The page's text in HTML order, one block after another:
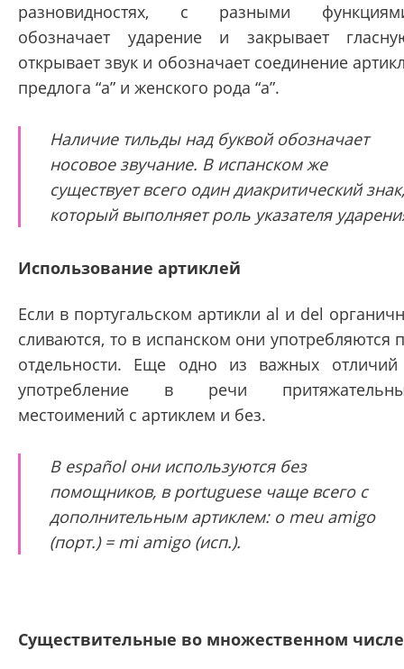
разновидностях, с разными
обозначает ударение и закрывает
открывает звук и обозначает соединение
предлога “а” и женского рода “а”.
Наличие тильды над буквой обозначает
носовое звучание. В испанском же
существует всего один диакритический знак,
который выполняет роль указателя
Использование артиклей
Если в португальском артикли al и del
сливаются, то в испанском они употребляются
отдельности. Еще одно из важных
употребление в речи
местоимений с артиклем и без.
В español они используются без
помощников, в portuguese чаще всего с
дополнительным артиклем: o meu amigo
(порт.) = mi amigo (исп.).
Существительные во множественном числе